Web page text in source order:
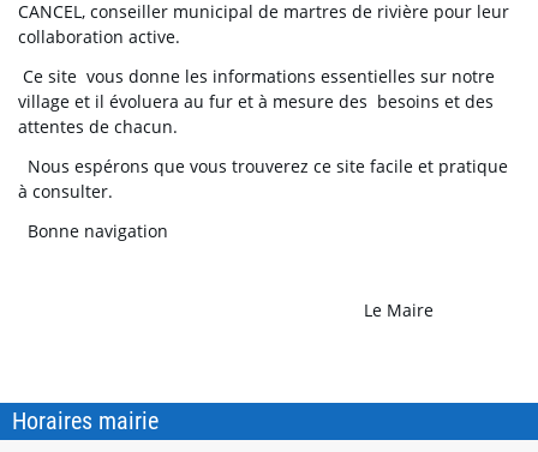
CANCEL, conseiller municipal de martres de rivière pour leur
collaboration active.
Ce site vous donne les informations essentielles sur notre
village et il évoluera au fur et à mesure des besoins et des
attentes de chacun.
Nous espérons que vous trouverez ce site facile et pratique
à consulter.
Bonne navigation
Le Maire
Horaires mairie